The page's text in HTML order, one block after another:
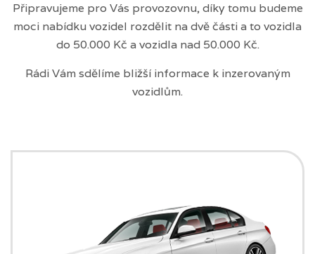
Připravujeme pro Vás provozovnu, díky tomu budeme
moci nabídku vozidel rozdělit na dvě části a to vozidla
do 50.000 Kč a vozidla nad 50.000 Kč.
Rádi Vám sdělíme bližší informace k inzerovaným
vozidlům.